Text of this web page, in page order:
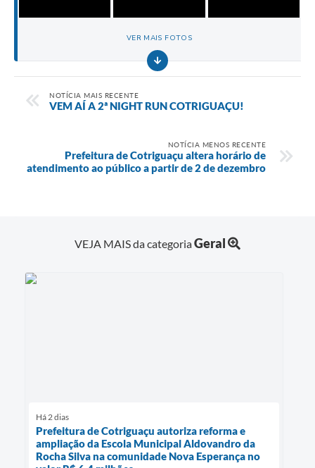
VER MAIS FOTOS
NOTÍCIA MAIS RECENTE
VEM AÍ A 2ª NIGHT RUN COTRIGUAÇU!
NOTÍCIA MENOS RECENTE
Prefeitura de Cotriguaçu altera horário de
atendimento ao público a partir de 2 de dezembro
VEJA MAIS da categoriaGeral
Há 2 dias
Prefeitura de Cotriguaçu autoriza reforma e
ampliação da Escola Municipal Aldovandro da
Rocha Silva na comunidade Nova Esperança no